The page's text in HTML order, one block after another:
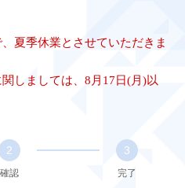
夏季休業とさせていただきま
しましては、8月17日(月)以
2
確認
3
完了